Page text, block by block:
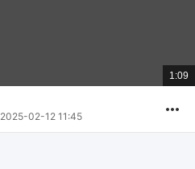
總
共
1:09
2025-02-12 11:45